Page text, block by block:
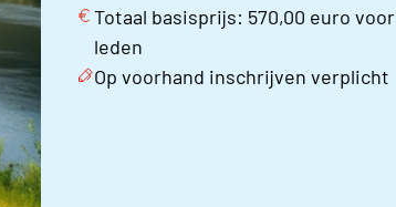
Totaal basisprijs: 570,00 euro voor
leden
Op voorhand inschrijven verplicht